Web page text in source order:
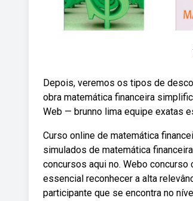
Depois, veremos os tipos de
obra matemática financeira
Web — brunno lima equipe exatas
Curso online de matemática
simulados de matemática
concursos aqui no. Webo
essencial reconhecer a alta
participante que se encontra no